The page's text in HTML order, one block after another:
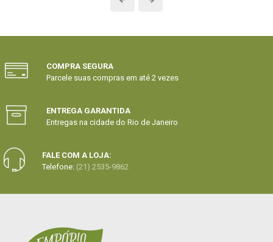
COMPRA SEGURA
Parcele suas compras em até 2 vezes
ENTREGA GARANTIDA
Entregas na cidade do Rio de Janeiro
FALE COM A LOJA:
Telefone: (21) 2535-9862